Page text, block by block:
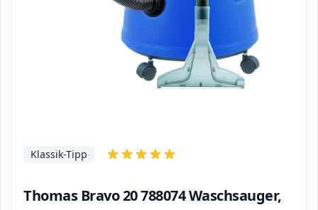
Thomas Bravo 20 788074 Waschsauger,
Klassik-Tipp